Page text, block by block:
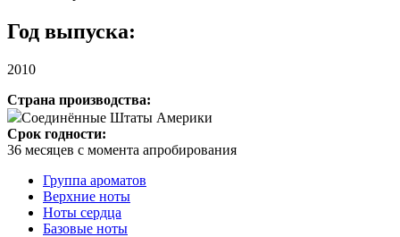
Год выпуска:
2010
Страна производства:
Соединённые Штаты Америки
Срок годности:
36 месяцев с момента апробирования
Группа ароматов
Верхние ноты
Ноты сердца
Базовые ноты